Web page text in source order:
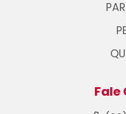
Fale